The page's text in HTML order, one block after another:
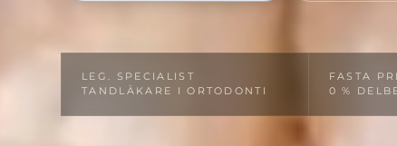
LEG. SPECIALIST­
TANDLÄKARE I ORTODONTI
FASTA
0 %